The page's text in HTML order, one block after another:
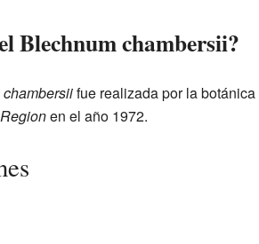
Blechnum chambersii?
fue realizada por la botánica
en el año 1972.